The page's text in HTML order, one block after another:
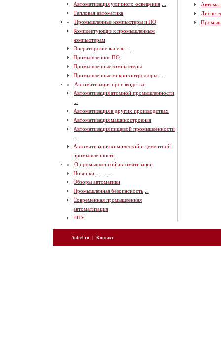
Автоматизация уличного освещения
Тепловая автоматика
Промышленные компьютеры и ПО
Комплектующие к промышленным
компьютерам
Операторские панели
Промышленное ПО
Промышленные компьютеры
Промышленные микроконтроллеры
Автоматизация производства
Автоматизация атомной промышленности
Автоматизация в других производствах
Автоматизация машиностроения
Автоматизация пищевой промышленности
Автоматизация химической и цементной
промышленности
О промышленной автоматизации
Новинки
Обзоры автоматики
Промышленная безопасность
Современная промышленная
автоматизация
ЧПУ
Antrel.ru | Контакт